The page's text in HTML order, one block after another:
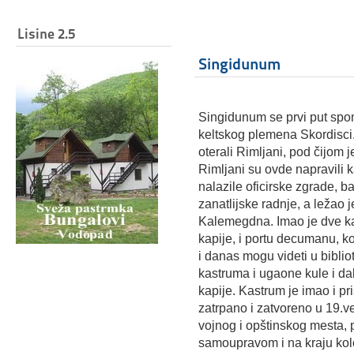
Lisine 2.5
Singidunum
Singidunum se prvi put
keltskog plemena
oterali Rimljani, pod čijom
Rimljani su ovde napravili
nalazile oficirske zgrade,
zanatlijske radnje, a ležao
Kalemegdna. Imao je dve
kapije, i portu decumanu,
i danas mogu videti u
kastruma i ugaone kule i
kapije. Kastrum je imao i
zatrpano i zatvoreno u
vojnog i opštinskog mesta,
samoupravom i na kraju